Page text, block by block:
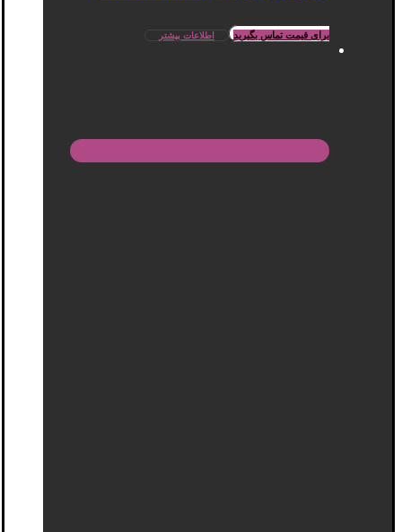
برای قیمت تماس بگیرید اطلاعات بیشتر